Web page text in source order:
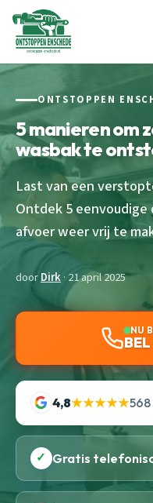
ONTSTOPPEN
5 manieren om
wasbak te
Last van een
Ontdek 5
afvoer weer vrij te
doorDirk· 21 april 2025
NU
4,8★★★★★
✓ Gratis